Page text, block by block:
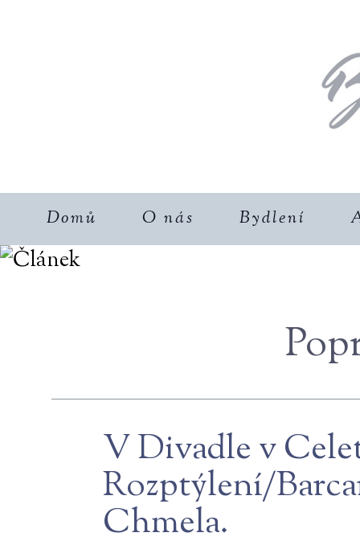
Domů O nás Bydlení
V Divadle v
Rozptýlení/
Chmela.